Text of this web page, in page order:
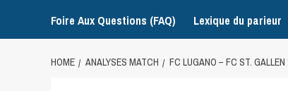
Foire Aux Questions (FAQ) Lexique du parieur
HOME ANALYSES MATCH FC LUGANO – FC ST. GALLEN